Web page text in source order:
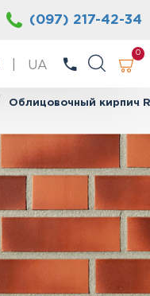
(097) 217-42-34
UA
0
Облицовочный кирпич